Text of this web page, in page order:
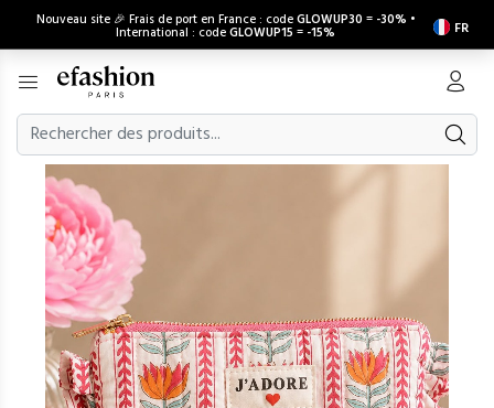
Nouveau site 🎉 Frais de port en France : codeGLOWUP30 = -30% •
International : codeGLOWUP15 = -15% FR